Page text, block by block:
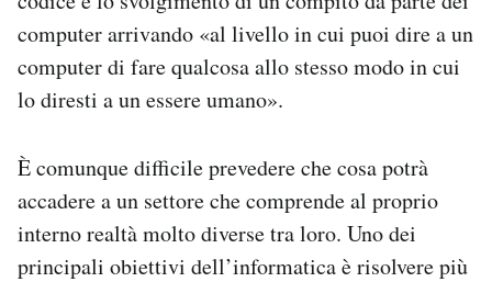
computer arrivando «al livello in cui puoi dire a un
computer di fare qualcosa allo stesso modo in cui
lo diresti a un essere umano».
È comunque difficile prevedere che cosa potrà
accadere a un settore che comprende al proprio
interno realtà molto diverse tra loro. Uno dei
principali obiettivi dell’informatica è risolvere più